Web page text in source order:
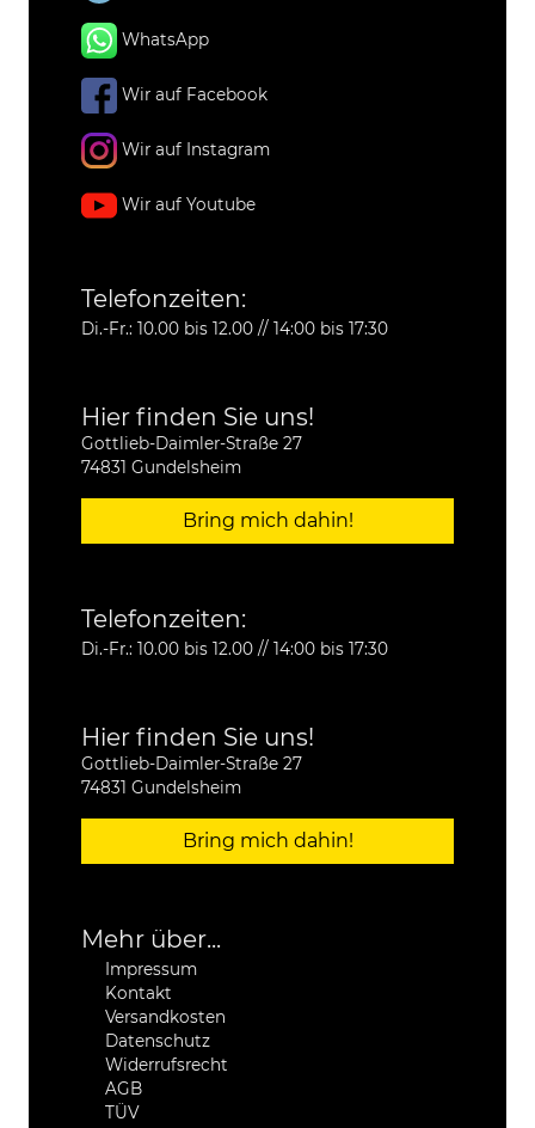
WhatsApp
Wir auf Facebook
Wir auf Instagram
Wir auf Youtube
Telefonzeiten:
Di.-Fr.: 10.00 bis 12.00 // 14:00 bis 17:30
Hier finden Sie uns!
Gottlieb-Daimler-Straße 27
74831 Gundelsheim
Bring mich dahin!
Telefonzeiten:
Di.-Fr.: 10.00 bis 12.00 // 14:00 bis 17:30
Hier finden Sie uns!
Gottlieb-Daimler-Straße 27
74831 Gundelsheim
Bring mich dahin!
Mehr über...
Impressum
Kontakt
Versandkosten
Datenschutz
Widerrufsrecht
AGB
TÜV